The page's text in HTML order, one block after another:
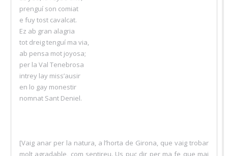
prenguí son comiat
e fuy tost cavalcat.
Ez ab gran alagria
tot dreig tenguí ma via,
ab pensa mot joyosa;
per la Val Tenebrosa
intrey lay miss’ausir
en lo gay monestir
nomnat Sant Deniel.
[Vaig anar per la natura, a l’horta de Girona, que vaig trobar
molt agradable, com sentireu. Us puc dir per ma fe que mai